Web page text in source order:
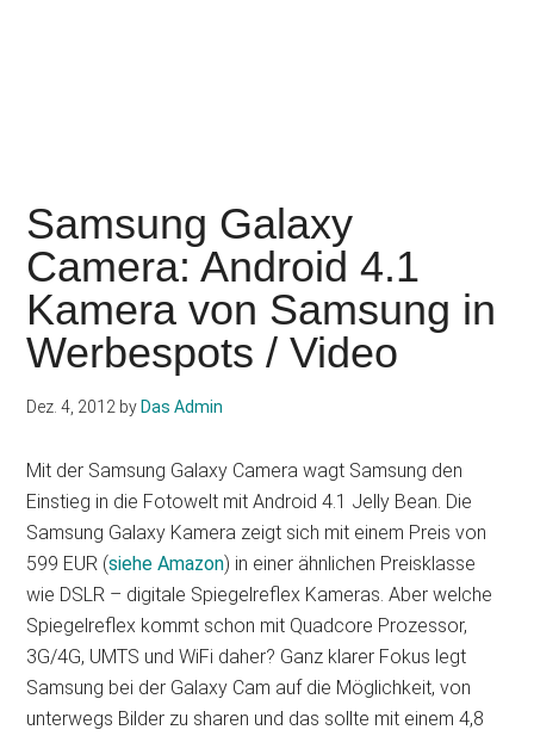
Samsung Galaxy
Camera: Android 4.1
Kamera von Samsung in
Werbespots / Video
Dez. 4, 2012 by Das Admin
Mit der Samsung Galaxy Camera wagt Samsung den
Einstieg in die Fotowelt mit Android 4.1 Jelly Bean. Die
Samsung Galaxy Kamera zeigt sich mit einem Preis von
599 EUR (siehe Amazon) in einer ähnlichen Preisklasse
wie DSLR – digitale Spiegelreflex Kameras. Aber welche
Spiegelreflex kommt schon mit Quadcore Prozessor,
3G/4G, UMTS und WiFi daher? Ganz klarer Fokus legt
Samsung bei der Galaxy Cam auf die Möglichkeit, von
unterwegs Bilder zu sharen und das sollte mit einem 4,8